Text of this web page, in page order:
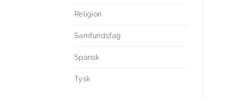
Religion
Samfundsfag
Spansk
Tysk